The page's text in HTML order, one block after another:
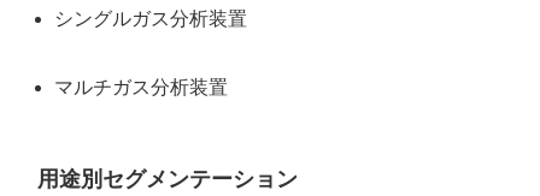
シングルガス分析装置
マルチガス分析装置
用途別セグメンテーション